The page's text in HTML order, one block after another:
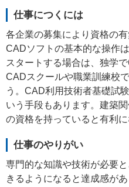
仕事につくには
各企業の募集により資格の
CADソフトの基本的な操作
スタートする場合は、独学
CADスクールや職業訓練校
う。CAD利用技術者基礎試
いう手段もあります。建築
の資格を持っていると有利に
仕事のやりがい
専門的な知識や技術が必要
きるようになると達成感が